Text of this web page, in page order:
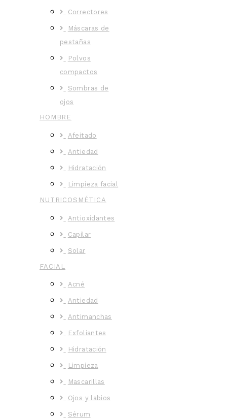
Correctores
Máscaras de
pestañas
Polvos
compactos
Sombras de
ojos
HOMBRE
Afeitado
Antiedad
Hidratación
Limpieza facial
NUTRICOSMÉTICA
Antioxidantes
Capilar
Solar
FACIAL
Acné
Antiedad
Antimanchas
Exfoliantes
Hidratación
Limpieza
Mascarillas
Ojos y labios
Sérum